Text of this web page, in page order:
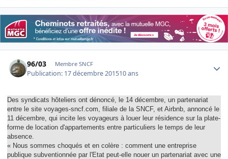
96/03 Membre SNCF
Publication: 17 décembre 201510 ans
Des syndicats hôteliers ont dénoncé, le 14 décembre, un partenariat
entre le site voyages-sncf.com, filiale de la SNCF, et Airbnb, annoncé le
11 décembre, qui incite les voyageurs à louer leur résidence sur la plate-
forme de location d'appartements entre particuliers le temps de leur
absence.
« Nous sommes choqués et en colère : comment une entreprise
publique subventionnée par l'Etat peut-elle nouer un partenariat avec une